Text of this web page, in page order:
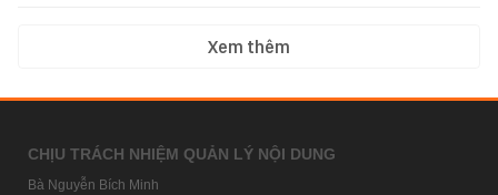
Xem thêm
CHỊU TRÁCH NHIỆM QUẢN LÝ NỘI DUNG
Bà Nguyễn Bích Minh